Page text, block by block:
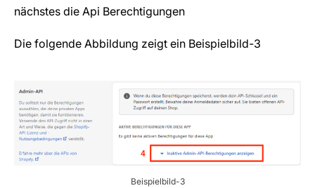
nächstes die Api Berechtigungen
Die folgende Abbildung zeigt ein Beispielbild-3
Beispielbild-3